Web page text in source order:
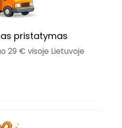
pristatymas
29 € visoje Lietuvoje